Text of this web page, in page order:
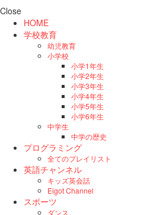
Close
HOME
学校教育
幼児教育
小学校
小学1年生
小学2年生
小学3年生
小学4年生
小学5年生
小学6年生
中学生
中学の歴史
プログラミング
全てのプレイリスト
英語チャンネル
キッズ英会話
Eigot Channel
スポーツ
ダンス